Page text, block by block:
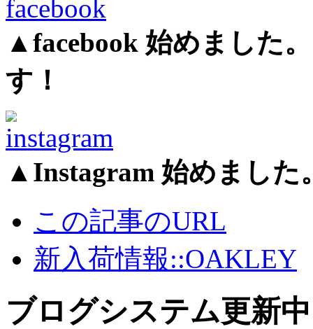
▲facebook 始めました
す！
▲Instagram 始めました
この記事のURL
新入荷情報::OAKLEY
ブログシステム更新中